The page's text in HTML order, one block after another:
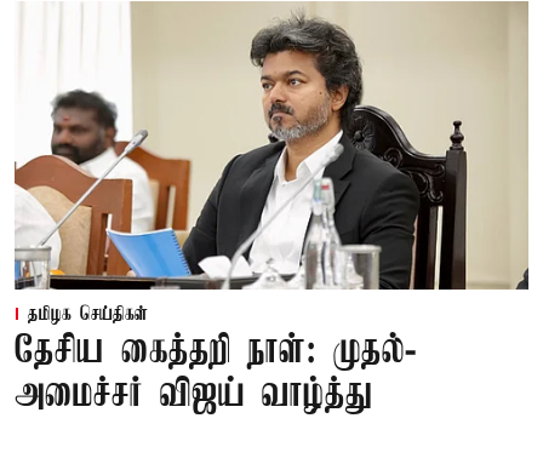
தமிழக செய்திகள்
தேசிய கைத்தறி நாள்: முதல்-
அமைச்சர் விஜய் வாழ்த்து